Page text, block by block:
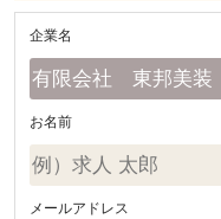
企業名
お名前
メールアドレス